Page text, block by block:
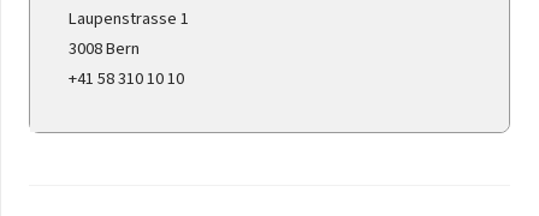
Laupenstrasse 1
3008 Bern
+41 58 310 10 10